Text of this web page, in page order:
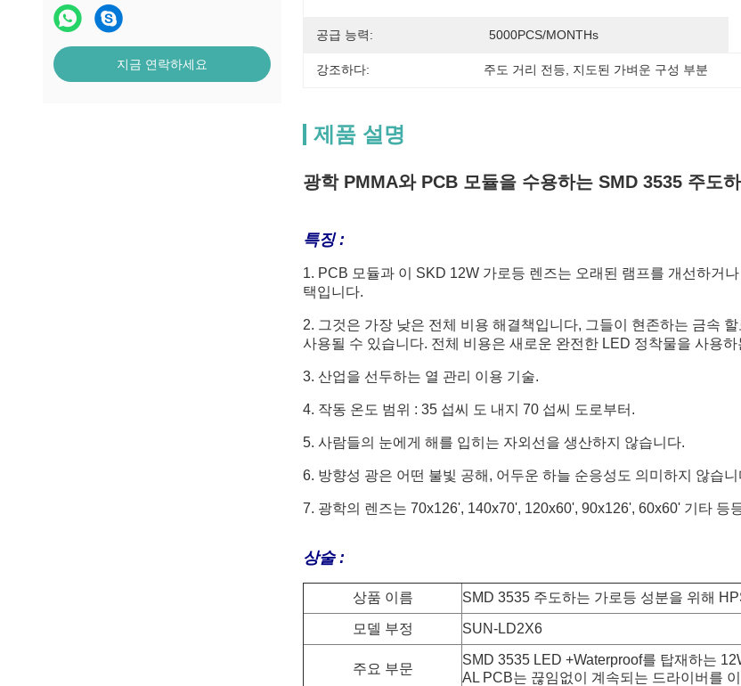
지금 연락하세요
공급 능력: 5000PCS/MONTHs
강조하다: 주도 거리 전등 지도된 가벼운 구성 부분
제품 설명
광학 PMMA와 PCB 모듈을 수용하는 SMD 3535 주도
특징 :
1. PCB 모듈과 이 SKD 12W 가로등 렌즈는 오래된 램프를 개선하거
택입니다.
2. 그것은 가장 낮은 전체 비용 해결책입니다, 그들이 현존하는 금속
사용될 수 있습니다. 전체 비용은 새로운 완전한 LED 정착물을 사용
3. 산업을 선두하는 열 관리 이용 기술.
4. 작동 온도 범위 : 35 섭씨 도 내지 70 섭씨 도로부터.
5. 사람들의 눈에게 해를 입히는 자외선을 생산하지 않습니다.
6. 방향성 광은 어떤 불빛 공해, 어두운 하늘 순응성도 의미하지 않습니
7. 광학의 렌즈는 70x126', 140x70', 120x60', 90x126', 60x60' 기타
상술 :
상품 이름 SMD 3535 주도하는 가로등 성분을 위해
모델 부정 SUN-LD2X6
주요 부문
SMD 3535 LED +Waterproof를 탑재하는
AL PCB는 끊임없이 계속되는 드라이버를